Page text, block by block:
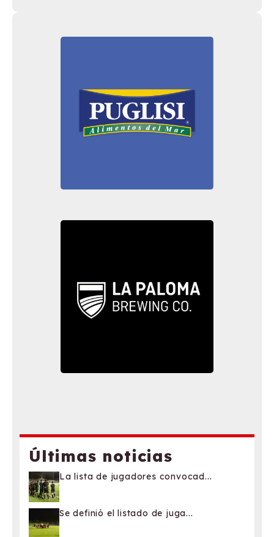
Últimas noticias
La lista de jugadores convocad...
Se definió el listado de juga...